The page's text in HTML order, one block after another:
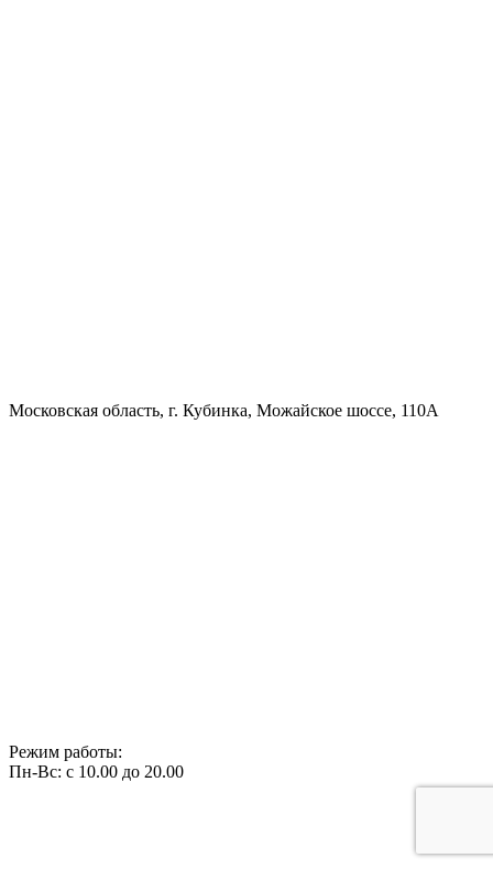
Московская область, г. Кубинка, Можайское шоссе, 110А
Режим работы:
Пн-Вс: с 10.00 до 20.00